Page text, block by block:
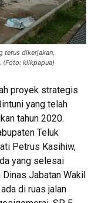
terus dikerjakan,
(Foto: klikpapua)
proyek strategis
yang telah
tahun 2020.
Teluk
Petrus Kasihiw,
yang selesai
Dinas Jabatan Wakil
di ruas jalan